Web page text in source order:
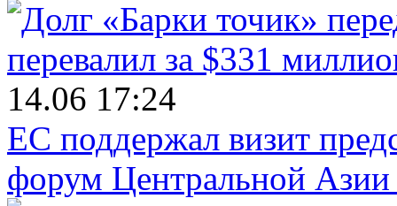
14.06 17:24
ЕС поддержал визит
форум Центральной Азии